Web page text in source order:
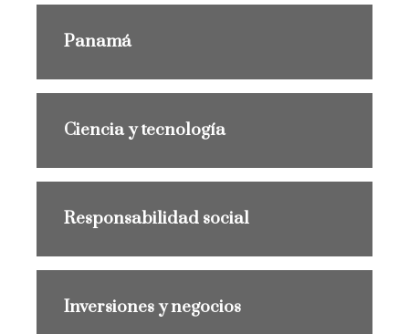
Panamá
Ciencia y tecnología
Responsabilidad social
Inversiones y negocios